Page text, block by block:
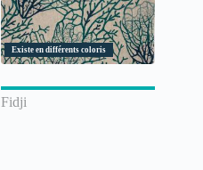
Existe en différents coloris
Fidji